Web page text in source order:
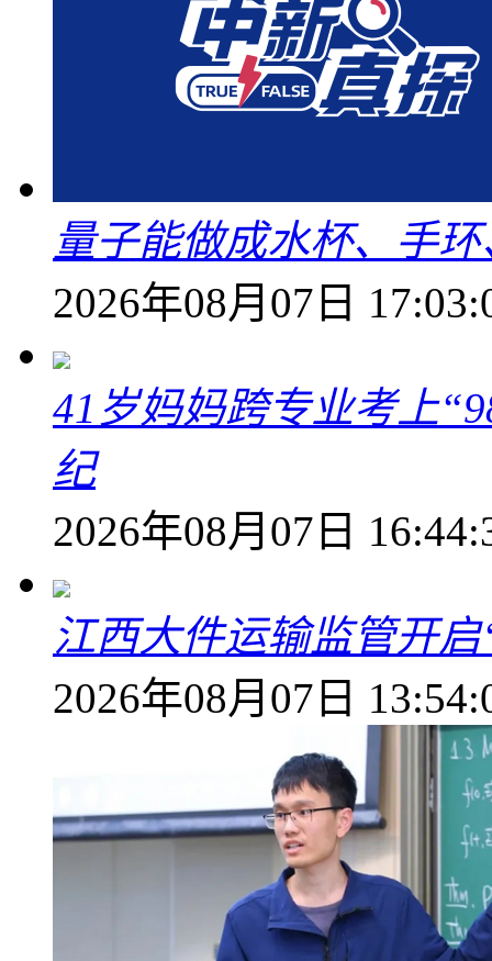
量子能做成水杯、手
2026年08月07日
41岁妈妈跨专业考上
纪
2026年08月07日
江西大件运输监管开
2026年08月07日